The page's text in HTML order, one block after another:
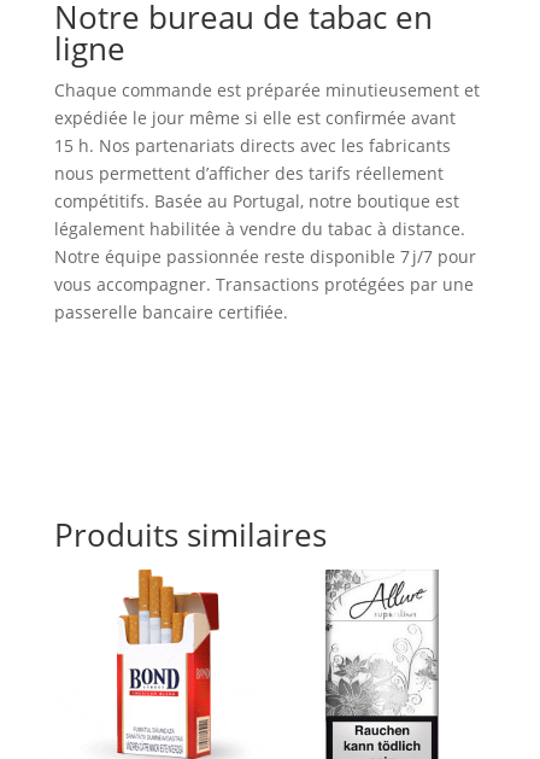
Notre bureau de tabac en
ligne
Chaque commande est préparée minutieusement et
expédiée le jour même si elle est confirmée avant
15 h. Nos partenariats directs avec les fabricants
nous permettent d’afficher des tarifs réellement
compétitifs. Basée au Portugal, notre boutique est
légalement habilitée à vendre du tabac à distance.
Notre équipe passionnée reste disponible 7 j/7 pour
vous accompagner. Transactions protégées par une
passerelle bancaire certifiée.
Produits similaires